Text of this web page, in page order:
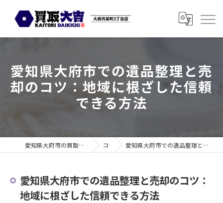
愛知県大府市での遺品整理と売
却のコツ：地域に根ざした信頼
できる方法
愛知県大府市の買取なら買取大吉 大府共栄町3丁目店 コラム 愛知県大府市での遺品整理と売却のコツ：地域に根ざした信頼できる方法
愛知県大府市での遺品整理と売却のコツ：
地域に根ざした信頼できる方法